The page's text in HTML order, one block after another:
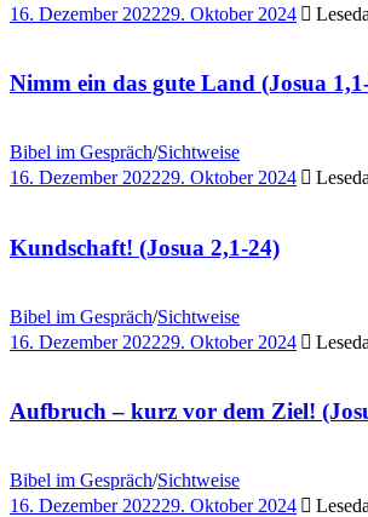
16. Dezember 202229. Oktober 2024
Nimm ein das gute Land (Josua
Bibel im Gespräch/Sichtweise
16. Dezember 202229. Oktober 2024
Kundschaft! (Josua 2,1-24)
Bibel im Gespräch/Sichtweise
16. Dezember 202229. Oktober 2024
Aufbruch – kurz vor dem Ziel!
Bibel im Gespräch/Sichtweise
16. Dezember 202229. Oktober 2024